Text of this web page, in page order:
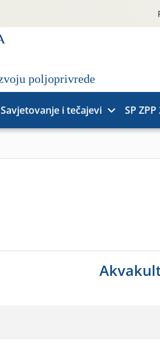
Savjetovanje i tečajevi SP